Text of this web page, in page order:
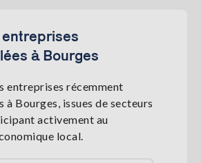
à Bourges
entreprises récemment
à Bourges, issues de secteurs
activement au
local.